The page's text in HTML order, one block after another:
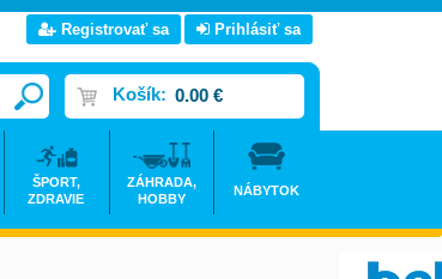
Registrovať sa Prihlásiť sa
Košík: 0.00 €
ŠPORT,
ZDRAVIE
ZÁHRADA,
HOBBY
NÁBYTOK